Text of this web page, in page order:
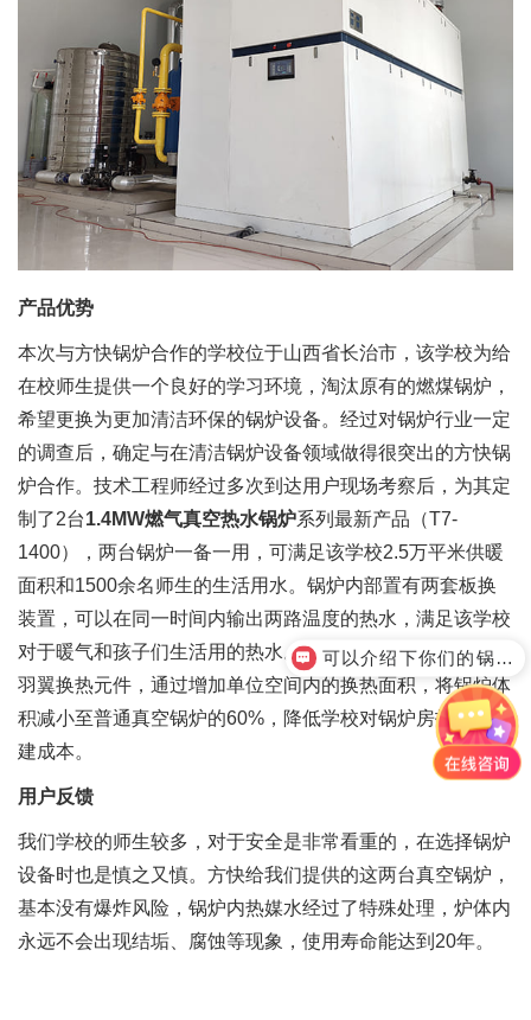
产品优势
本次与方快锅炉合作的学校位于山西省长治市，该学校为给
在校师生提供一个良好的学习环境，淘汰原有的燃煤锅炉，
希望更换为更加清洁环保的锅炉设备。经过对锅炉行业一定
的调查后，确定与在清洁锅炉设备领域做得很突出的方快锅
炉合作。技术工程师经过多次到达用户现场考察后，为其定
制了2台1.4MW燃气真空热水锅炉系列最新产品（T7-
1400），两台锅炉一备一用，可满足该学校2.5万平米供暖
面积和1500余名师生的生活用水。锅炉内部置有两套板换
装置，可以在同一时间内输出两路温度的热水，满足该学校
对于暖气和孩子们生活用的热水。锅炉内部采用方快特有的
羽翼换热元件，通过增加单位空间内的换热面积，将锅炉体
积减小至普通真空锅炉的60%，降低学校对锅炉房投入的基
建成本。
用户反馈
我们学校的师生较多，对于安全是非常看重的，在选择锅炉
设备时也是慎之又慎。方快给我们提供的这两台真空锅炉，
基本没有爆炸风险，锅炉内热媒水经过了特殊处理，炉体内
永远不会出现结垢、腐蚀等现象，使用寿命能达到20年。
可以介绍下你们的锅炉产品么